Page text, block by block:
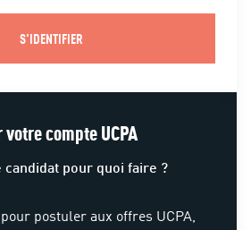
S'IDENTIFIER
votre compte UCPA
candidat pour quoi faire ?
postuler aux offres UCPA,